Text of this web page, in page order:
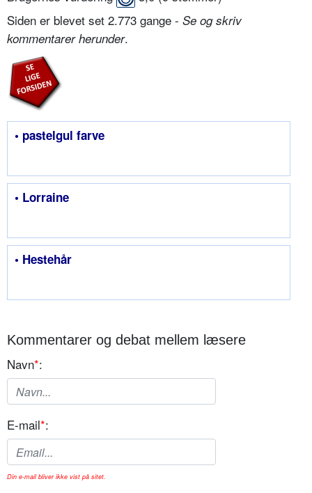
Siden er blevet set 2.773 gange - Se og skriv
kommentarer herunder.
• pastelgul farve
• Lorraine
• Hestehår
Kommentarer og debat mellem læsere
Navn*:
E-mail*:
Din e-mail bliver ikke vist på sitet.